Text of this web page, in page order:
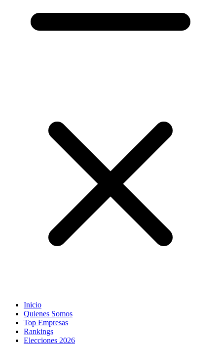
Inicio
Quienes Somos
Top Empresas
Rankings
Elecciones 2026